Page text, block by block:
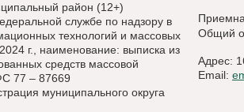
район (12+)
службе по надзору в
технологий и массовых
г., наименование: выписка из
средств массовой
77 – 87669
муниципального округа
Общий
Адрес:
Email: